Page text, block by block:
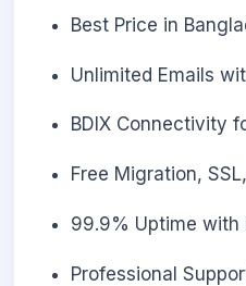
Best Price in
Unlimited Emails
BDIX Connectivity
Free Migration,
99.9% Uptime with
Professional